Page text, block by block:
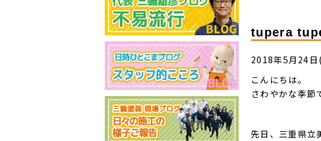
tupera
2018年5月24日
こんにちは。
さわやかな季節
先日、三重県